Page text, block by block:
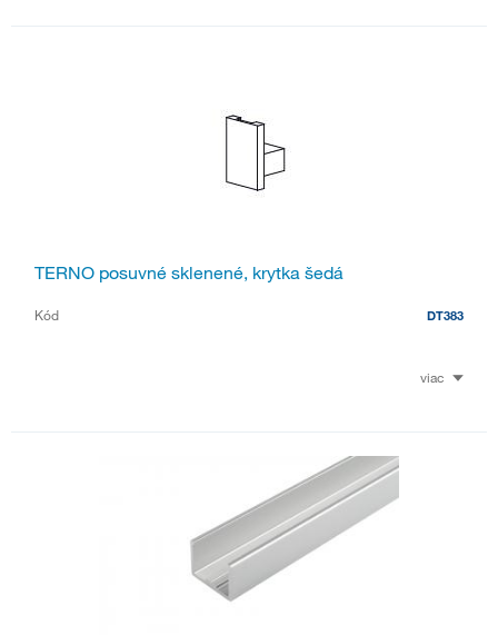
TERNO posuvné sklenené, krytka šedá
Kód DT383
viac